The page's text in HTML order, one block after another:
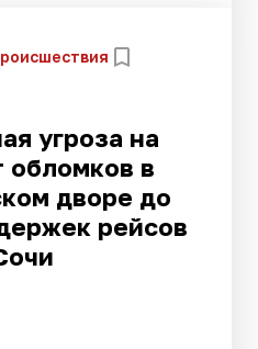
угроза на
обломков в
дворе до
рейсов